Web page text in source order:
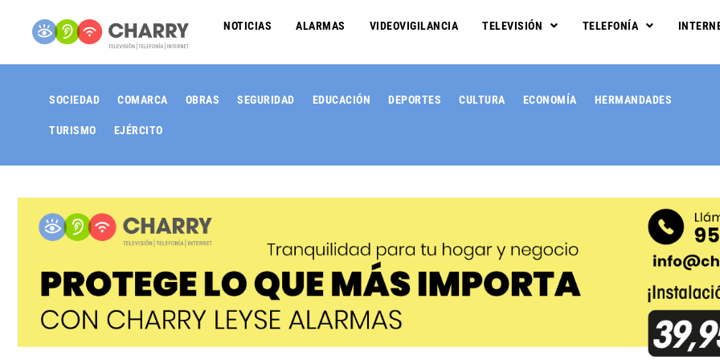
NOTICIAS ALARMAS VIDEOVIGILANCIA TELEVISIÓN TELEFONÍA
SOCIEDAD COMARCA OBRAS SEGURIDAD EDUCACIÓN DEPORTES CULTURA ECONOMÍA HERMANDADES
TURISMO EJÉRCITO